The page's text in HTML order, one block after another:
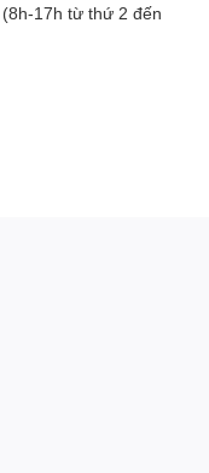
(8h-17h từ thứ 2 đến